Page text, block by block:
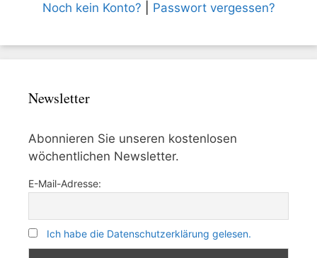
Noch kein Konto? Passwort vergessen?
Newsletter
Abonnieren Sie unseren kostenlosen
wöchentlichen Newsletter.
E-Mail-Adresse:
Ich habe die Datenschutzerklärung gelesen.